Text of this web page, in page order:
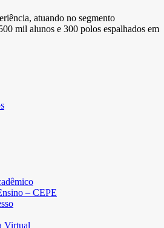
atuando no segmento
mil alunos e 300 polos espalhados em
– CEPE
Virtual